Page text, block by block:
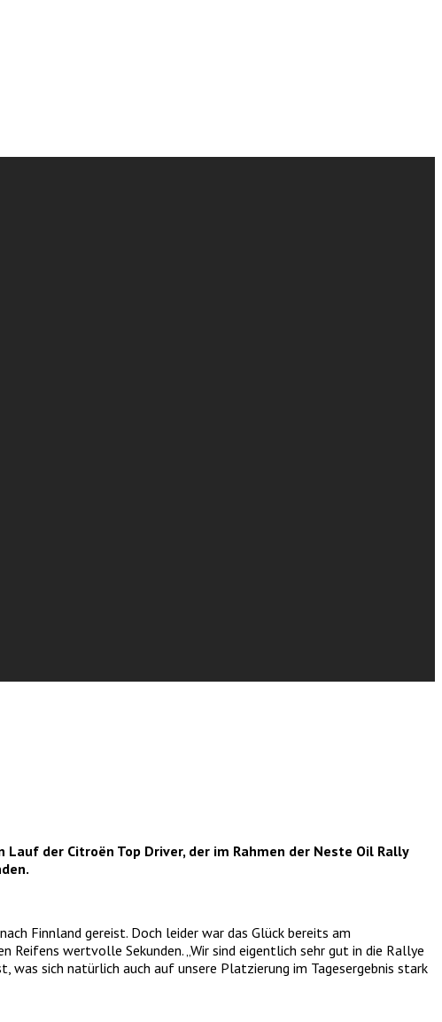
der Citroën Top Driver, der im Rahmen der Neste Oil Rally
Finnland gereist. Doch leider war das Glück bereits am
wertvolle Sekunden. „Wir sind eigentlich sehr gut in die Rallye
was sich natürlich auch auf unsere Platzierung im Tagesergebnis stark